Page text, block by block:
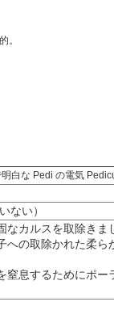
。
白な Pedi の電気
ない）
なカルスを取除きま
への取除かれた柔ら
窒息するためにポー